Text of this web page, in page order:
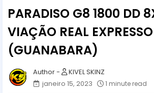
PARADISO G8 1800 DD
VIAÇÃO REAL EXPRESSO
(GUANABARA)
KIVEL SKINZ
janeiro 15, 2023
1 minute read